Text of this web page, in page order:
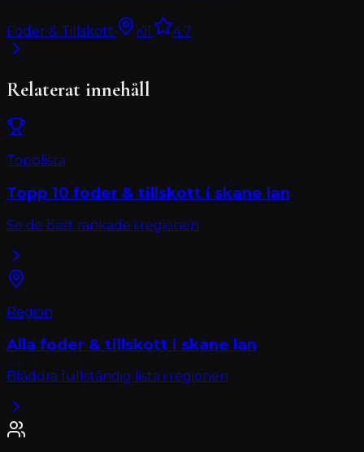
Foder & Tillskott· Kil · 4.7
Relaterat innehåll
Topplista
Topp 10 foder & tillskott i skane lan
Se de bäst rankade i regionen
Region
Alla foder & tillskott i skane lan
Bläddra fullständig lista i regionen